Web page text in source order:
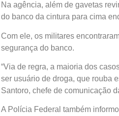
Na agência, além de gavetas
do banco da cintura para cima
Com ele, os militares
segurança do banco.
“Via de regra, a maioria dos
ser usuário de droga, que rouba
Santoro, chefe de comunicação
A Polícia Federal também